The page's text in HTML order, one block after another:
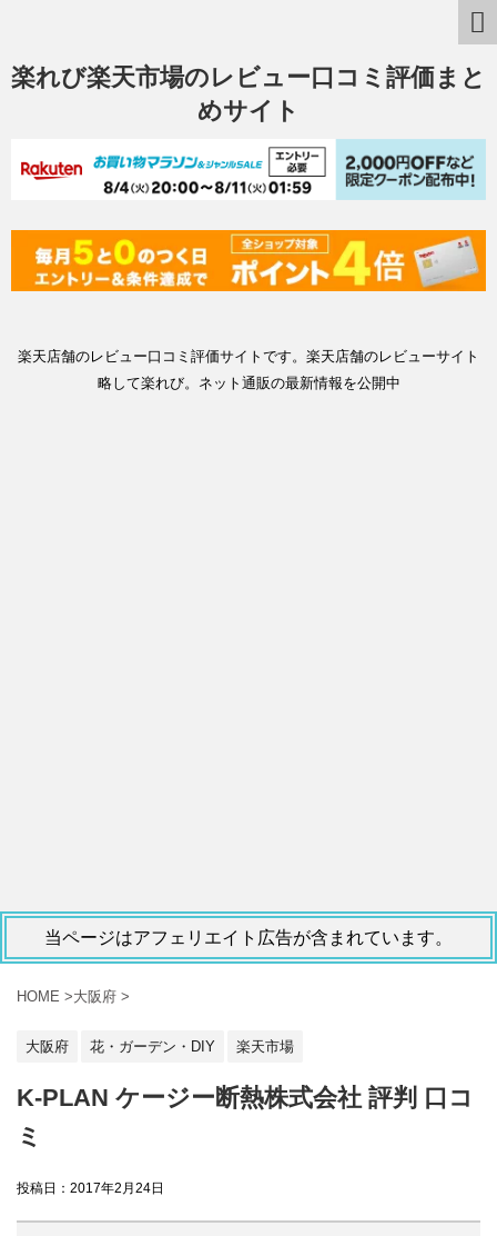
楽れび楽天市場のレビュー口コミ評価まと
めサイト
楽天店舗のレビュー口コミ評価サイトです。楽天店舗のレビューサイト
略して楽れび。ネット通販の最新情報を公開中
当ページはアフェリエイト広告が含まれています。
HOME >大阪府 >
大阪府 花・ガーデン・DIY 楽天市場
K-PLAN ケージー断熱株式会社 評判 口コ
ミ
投稿日： 2017年2月24日